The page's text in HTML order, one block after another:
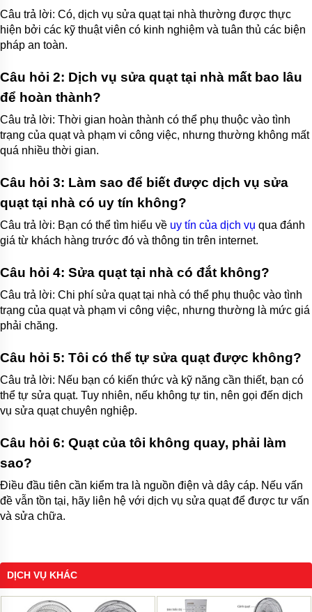
Câu trả lời: Có, dịch vụ sửa quạt tại nhà thường được thực
hiện bởi các kỹ thuật viên có kinh nghiệm và tuân thủ các biện
pháp an toàn.
Câu hỏi 2: Dịch vụ sửa quạt tại nhà mất bao lâu
để hoàn thành?
Câu trả lời: Thời gian hoàn thành có thể phụ thuộc vào tình
trạng của quạt và phạm vi công việc, nhưng thường không mất
quá nhiều thời gian.
Câu hỏi 3: Làm sao để biết được dịch vụ sửa
quạt tại nhà có uy tín không?
Câu trả lời: Bạn có thể tìm hiểu về uy tín của dịch vụ qua đánh
giá từ khách hàng trước đó và thông tin trên internet.
Câu hỏi 4: Sửa quạt tại nhà có đắt không?
Câu trả lời: Chi phí sửa quạt tại nhà có thể phụ thuộc vào tình
trạng của quạt và phạm vi công việc, nhưng thường là mức giá
phải chăng.
Câu hỏi 5: Tôi có thể tự sửa quạt được không?
Câu trả lời: Nếu bạn có kiến thức và kỹ năng cần thiết, bạn có
thể tự sửa quạt. Tuy nhiên, nếu không tự tin, nên gọi đến dịch
vụ sửa quạt chuyên nghiệp.
Câu hỏi 6: Quạt của tôi không quay, phải làm
sao?
Điều đầu tiên cần kiểm tra là nguồn điện và dây cáp. Nếu vấn
đề vẫn tồn tại, hãy liên hệ với dịch vụ sửa quạt để được tư vấn
và sửa chữa.
DỊCH VỤ KHÁC